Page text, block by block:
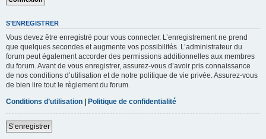
S’ENREGISTRER
Vous devez être enregistré pour vous connecter. L’enregistrement ne prend
que quelques secondes et augmente vos possibilités. L’administrateur du
forum peut également accorder des permissions additionnelles aux membres
du forum. Avant de vous enregistrer, assurez-vous d’avoir pris connaissance
de nos conditions d’utilisation et de notre politique de vie privée. Assurez-vous
de bien lire tout le règlement du forum.
Conditions d’utilisation | Politique de confidentialité
S’enregistrer